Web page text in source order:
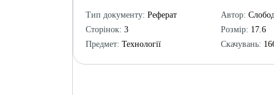
Тип документу: Реферат
Сторінок: 3
Предмет: Технології
Автор:
Розмір: 17.6
Скачувань: